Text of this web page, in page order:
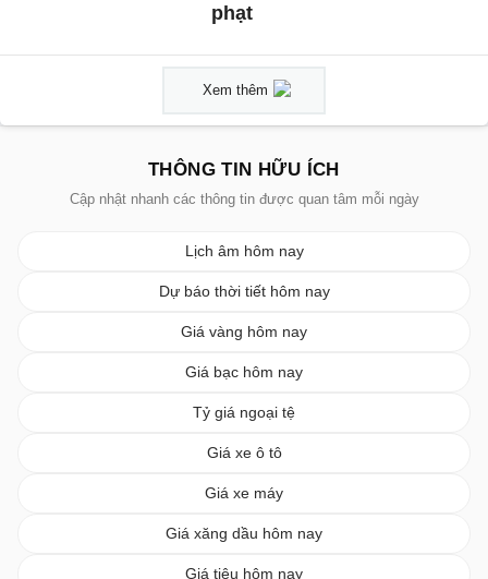
phạt
Xem thêm
THÔNG TIN HỮU ÍCH
Cập nhật nhanh các thông tin được quan tâm mỗi ngày
Lịch âm hôm nay
Dự báo thời tiết hôm nay
Giá vàng hôm nay
Giá bạc hôm nay
Tỷ giá ngoại tệ
Giá xe ô tô
Giá xe máy
Giá xăng dầu hôm nay
Giá tiêu hôm nay